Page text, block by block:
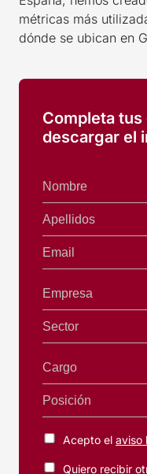
métricas más
dónde se ubican en
Completa
descargar el
Nombre
Apellidos
Email
Empresa
Sector
Cargo
Posición
Acepto el aviso
Quiero recibir